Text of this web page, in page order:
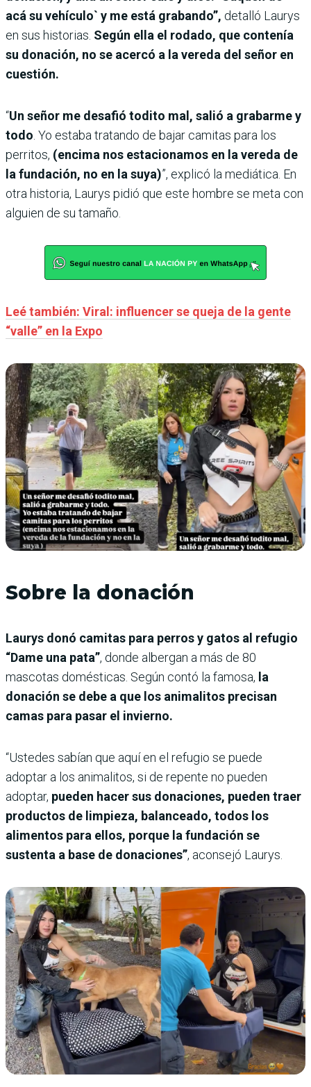
acá su vehículo` y me está grabando”, detalló Laurys
en sus historias. Según ella el rodado, que contenía
su donación, no se acercó a la vereda del señor en
cuestión.
“Un señor me desafió todito mal, salió a grabarme y
todo. Yo estaba tratando de bajar camitas para los
perritos, (encima nos estacionamos en la vereda de
la fundación, no en la suya)”, explicó la mediática. En
otra historia, Laurys pidió que este hombre se meta con
alguien de su tamaño.
Leé también: Viral: influencer se queja de la gente
“valle” en la Expo
Sobre la donación
Laurys donó camitas para perros y gatos al refugio
“Dame una pata”, donde albergan a más de 80
mascotas domésticas. Según contó la famosa, la
donación se debe a que los animalitos precisan
camas para pasar el invierno.
“Ustedes sabían que aquí en el refugio se puede
adoptar a los animalitos, si de repente no pueden
adoptar, pueden hacer sus donaciones, pueden traer
productos de limpieza, balanceado, todos los
alimentos para ellos, porque la fundación se
sustenta a base de donaciones”, aconsejó Laurys.